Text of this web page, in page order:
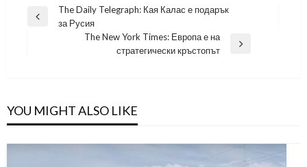
Навигация
Previous
The Daily Telegraph: Кая Калас е подарък
за Русия
The New York Times: Европа е на
стратегически кръстопът
YOU MIGHT ALSO LIKE